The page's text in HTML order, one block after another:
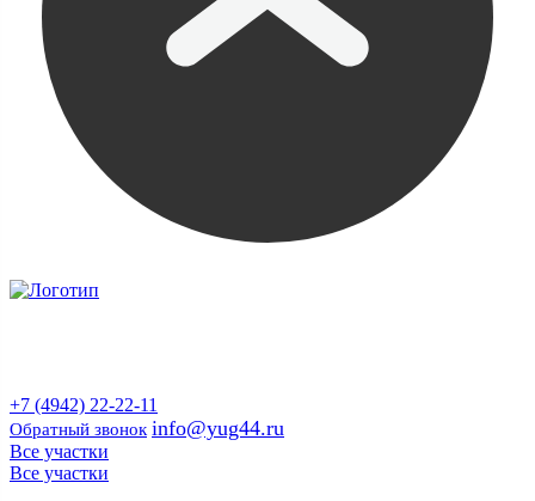
+7 (4942) 22-22-11
Обратный звонок info@yug44.ru
Все участки
Все участки